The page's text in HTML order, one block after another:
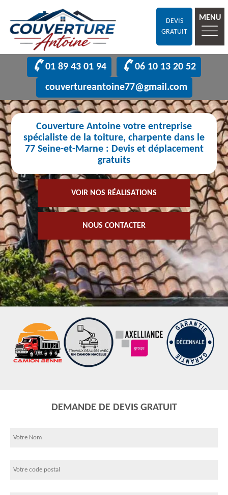
DEVIS
GRATUIT
MENU
01 89 43 01 94
06 10 13 20 52
couvertureantoine77@gmail.com
Couverture Antoine votre entreprise
spécialiste de la toiture, charpente dans le
77 Seine-et-Marne : Devis et déplacement
gratuits
VOIR NOS RÉALISATIONS
NOUS CONTACTER
DEMANDE DE DEVIS GRATUIT